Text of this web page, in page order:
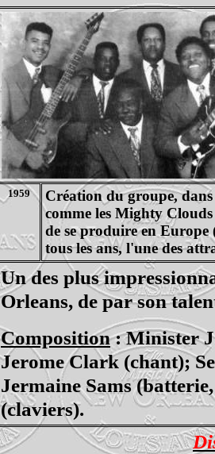
1959
Création du groupe,
comme les Mighty
de se produire en Europe
tous les ans, l'une des
Un des plus
Orleans, de par son
Composition: Minister
Jerome Clark (chant);
Jermaine Sams
(claviers).